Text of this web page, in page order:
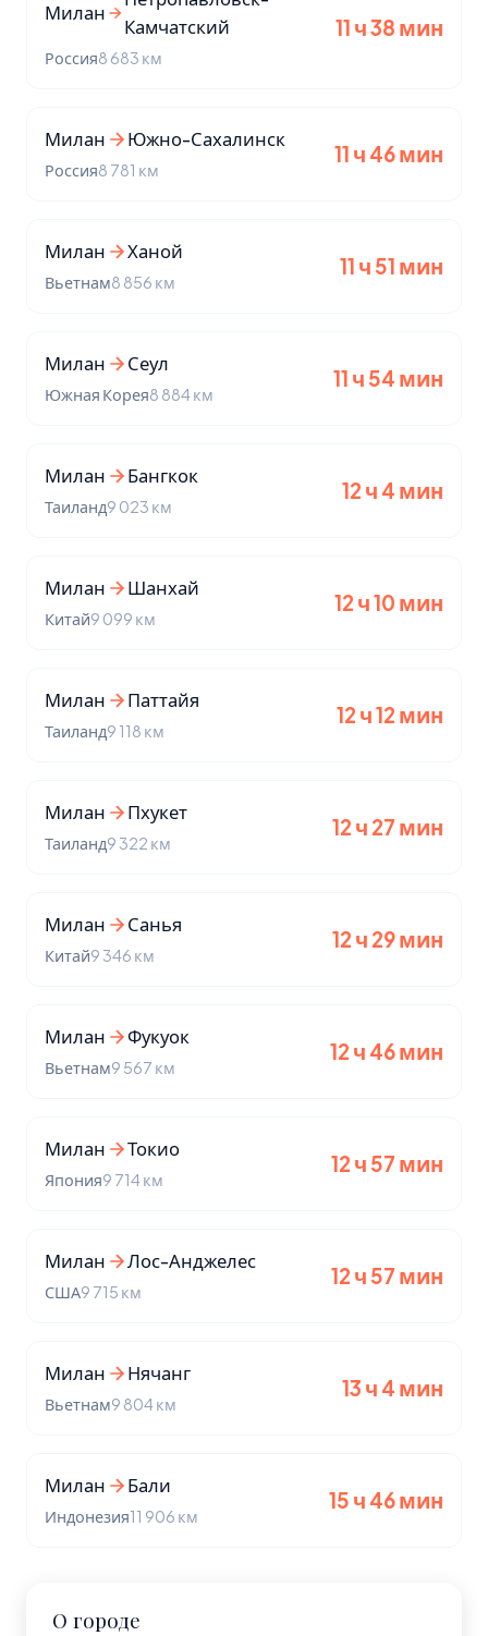
Милан
Камчатский
Россия8 683 км
11 ч 38 мин
Милан Южно-Сахалинск
Россия8 781 км
11 ч 46 мин
Милан Ханой
Вьетнам8 856 км
11 ч 51 мин
Милан Сеул
Южная Корея8 884 км
11 ч 54 мин
Милан Бангкок
Таиланд9 023 км
12 ч 4 мин
Милан Шанхай
Китай9 099 км
12 ч 10 мин
Милан Паттайя
Таиланд9 118 км
12 ч 12 мин
Милан Пхукет
Таиланд9 322 км
12 ч 27 мин
Милан Санья
Китай9 346 км
12 ч 29 мин
Милан Фукуок
Вьетнам9 567 км
12 ч 46 мин
Милан Токио
Япония9 714 км
12 ч 57 мин
Милан Лос-Анджелес
США9 715 км
12 ч 57 мин
Милан Нячанг
Вьетнам9 804 км
13 ч 4 мин
Милан Бали
Индонезия11 906 км
15 ч 46 мин
О городе